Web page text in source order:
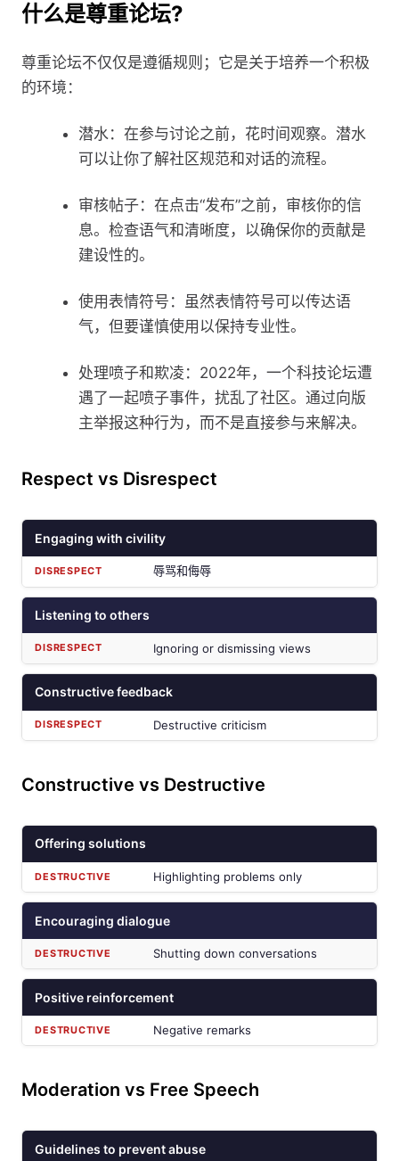
什么是尊重论坛?
尊重论坛不仅仅是遵循规则；它是关于培养一个积极
的环境：
潜水：在参与讨论之前，花时间观察。潜水
可以让你了解社区规范和对话的流程。
审核帖子：在点击“发布”之前，审核你的信
息。检查语气和清晰度，以确保你的贡献是
建设性的。
使用表情符号：虽然表情符号可以传达语
气，但要谨慎使用以保持专业性。
处理喷子和欺凌：2022年，一个科技论坛遭
遇了一起喷子事件，扰乱了社区。通过向版
主举报这种行为，而不是直接参与来解决。
Respect vs Disrespect
Engaging with civility
辱骂和侮辱
Listening to others
Ignoring or dismissing views
Constructive feedback
Destructive criticism
Constructive vs Destructive
Offering solutions
Highlighting problems only
Encouraging dialogue
Shutting down conversations
Positive reinforcement
Negative remarks
Moderation vs Free Speech
Guidelines to prevent abuse